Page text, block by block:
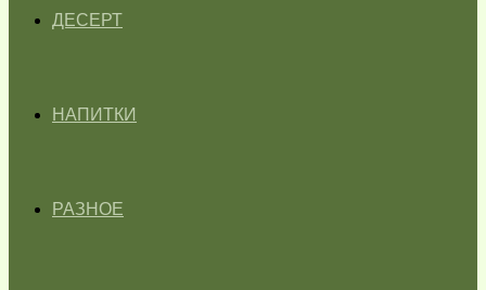
ДЕСЕРТ
НАПИТКИ
РАЗНОЕ